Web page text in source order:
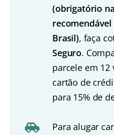
(obrigatório
Brasil), faça
Seguro.
parcele em 12
cartão de
para 15% de
Para alugar